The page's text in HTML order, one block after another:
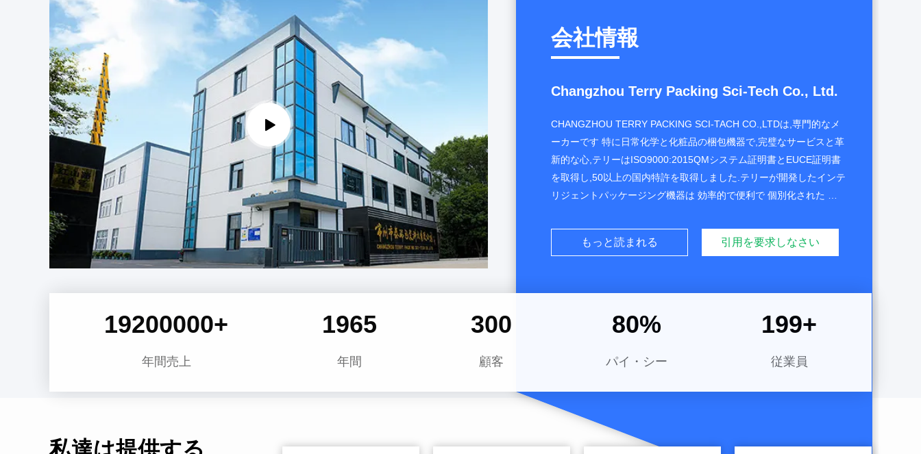
会社情報
Changzhou Terry Packing Sci-Tech Co., Ltd.
CHANGZHOU TERRY PACKING SCI-TACH CO.,LTDは,専門的なメ
ーカーです 特に日常化学と化粧品の梱包機器で,完璧なサービスと革
新的な心,テリーはISO9000:2015QMシステム証明書とEUCE証明書
を取得し,50以上の国内特許を取得しました.テリーが開発したインテ
リジェントパッケージング機器は 効率的で便利で 個別化された 化
れていますテリーは 化粧品のサプライヤーとして 注目されてきまし
た 私たちは中国の第一,世界のリーダー,国内ブランドのベストにな
もっと読まれる 引用を要求しなさい
19200000+
年間売上
2014
年間
300
顧客
80%
パイ・シー
200+
従業員